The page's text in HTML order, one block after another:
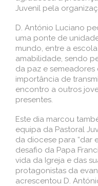
Juvenil pela
D. António Luciano
uma ponte de
mundo, entre a
amabilidade, sendo
da paz e semeadores
importância de
encontro a outros
presentes.
Este dia marcou
equipa da Pastoral
da diocese para “dar
desafio da Papa
vida da Igreja e das
protagonistas da
acrescentou D.